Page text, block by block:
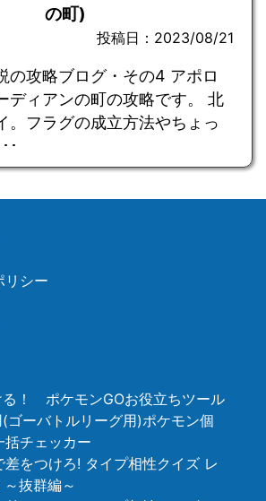
の町)
投稿日：2023/08/21
の攻略ブログ・その4 アポロ
ディアンの町の攻略です。 北
。フラグの成立方法やちょっ
･
リシー
る！ ポケモンGOお役立ちツール
(ゴーバトルリーグ用)ポケモン個
括チェッカー
差をつけろ! タイプ相性クイズ レ
抜群編～